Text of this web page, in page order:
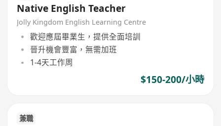
Native English Teacher
Jolly Kingdom English Learning Centre
歡迎應屆畢業生，提供全面培訓
晉升機會豐富，無需加班
1-4天工作周
$150-200/小時
兼職